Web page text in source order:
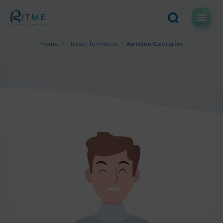
content
Home I nostri formatori Antoine Couturier